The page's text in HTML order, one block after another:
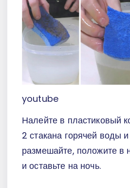
youtube
Налейте в пластиковый
2 стакана горячей воды
размешайте, положите в
и оставьте на ночь.